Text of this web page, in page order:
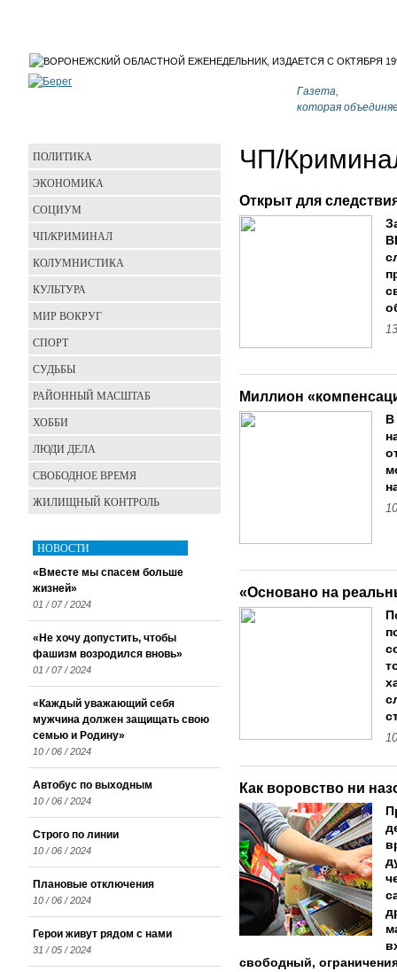
Газета,
которая
ЧП/
Открыт для
Миллион
«Основано на
Как воровство ни
свободный,
ПОЛИТИКА
ЭКОНОМИКА
СОЦИУМ
ЧП/КРИМИНАЛ
КОЛУМНИСТИКА
КУЛЬТУРА
МИР ВОКРУГ
СПОРТ
СУДЬБЫ
РАЙОННЫЙ МАСШТАБ
ХОББИ
ЛЮДИ ДЕЛА
СВОБОДНОЕ ВРЕМЯ
ЖИЛИЩНЫЙ КОНТРОЛЬ
НОВОСТИ
«Вместе мы спасем больше
жизней»
01 / 07 / 2024
«Не хочу допустить, чтобы
фашизм возродился вновь»
01 / 07 / 2024
«Каждый уважающий себя
мужчина должен защищать свою
семью и Родину»
10 / 06 / 2024
Автобус по выходным
10 / 06 / 2024
Строго по линии
10 / 06 / 2024
Плановые отключения
10 / 06 / 2024
Герои живут рядом с нами
31 / 05 / 2024